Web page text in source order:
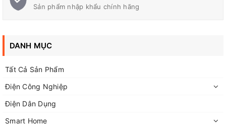
Sản phẩm nhập khẩu chính hãng
DANH MỤC
Tất Cả Sản Phẩm
Điện Công Nghiệp
Điện Dân Dụng
Smart Home